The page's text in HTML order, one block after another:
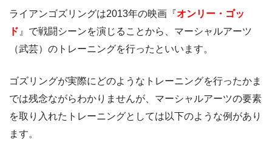
ライアンゴズリングは2013年の映画『オンリー・ゴッ
ド 』で戦闘シーンを演じることから、マーシャルアーツ
（武芸）のトレーニングを行ったといいます。
ゴズリングが実際にどのようなトレーニングを行ったかま
では残念ながらわかりませんが、マーシャルアーツの要素
を取り入れたトレーニングとしては以下のような例があり
ます。